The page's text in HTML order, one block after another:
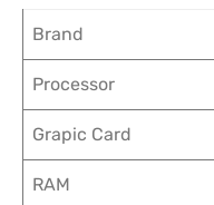
Brand
Processor
Grapic Card
RAM